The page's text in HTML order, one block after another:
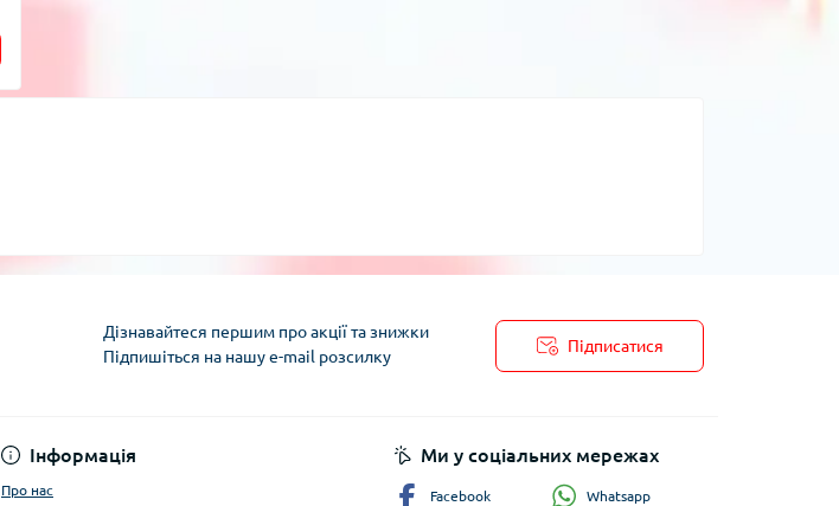
Дізнавайтеся першим про акції та знижки
Підпишіться на нашу e-mail розсилку
Підписатися
Інформація
Про нас
Ми у соціальних мережах
Facebook Whatsapp